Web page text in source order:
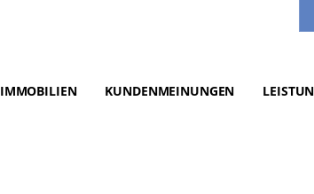
IMMOBILIEN KUNDENMEINUNGEN